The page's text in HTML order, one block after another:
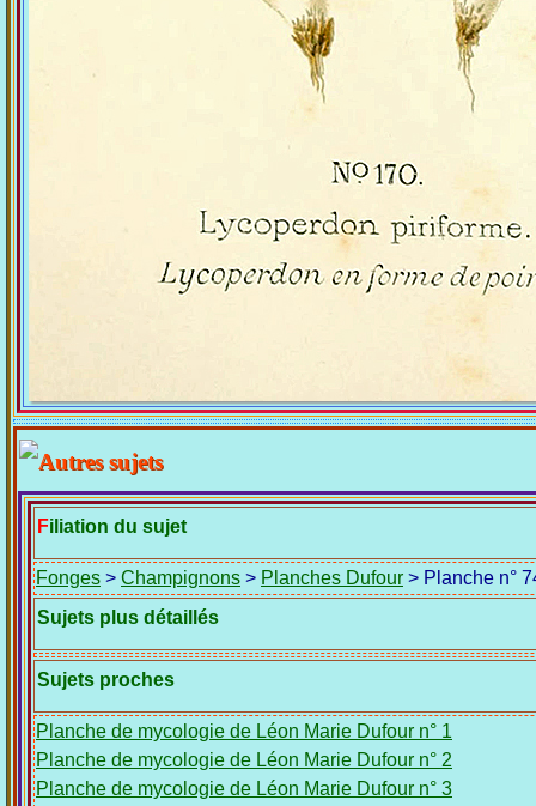
Filiation du sujet
Fonges > Champignons > Planches Dufour > Planche n°
Sujets plus détaillés
Sujets proches
Planche de mycologie de Léon Marie Dufour n° 1
Planche de mycologie de Léon Marie Dufour n° 2
Planche de mycologie de Léon Marie Dufour n° 3